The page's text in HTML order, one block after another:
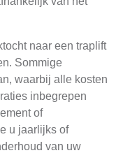
naar een traplift
Sommige
waarbij alle kosten
inbegrepen
of
u jaarlijks of
van uw